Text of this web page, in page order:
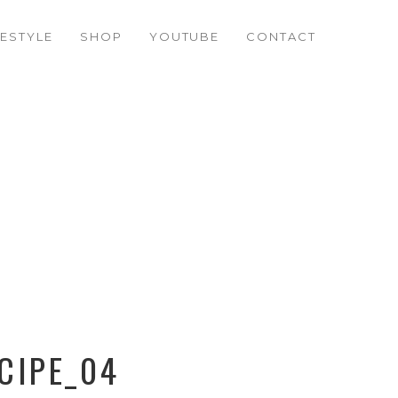
SHOP YOUTUBE CONTACT